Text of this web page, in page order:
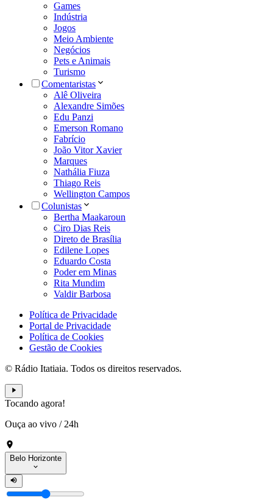
Games
Indústria
Jogos
Meio Ambiente
Negócios
Pets e Animais
Turismo
Comentaristas
Alê Oliveira
Alexandre Simões
Edu Panzi
Emerson Romano
Fabrício
João Vitor Xavier
Marques
Nathália Fiuza
Thiago Reis
Wellington Campos
Colunistas
Bertha Maakaroun
Ciro Dias Reis
Direto de Brasília
Edilene Lopes
Eduardo Costa
Poder em Minas
Rita Mundim
Valdir Barbosa
Política de Privacidade
Portal de Privacidade
Política de Cookies
Gestão de Cookies
© Rádio Itatiaia. Todos os direitos reservados.
Tocando agora!
Ouça ao vivo / 24h
Belo Horizonte